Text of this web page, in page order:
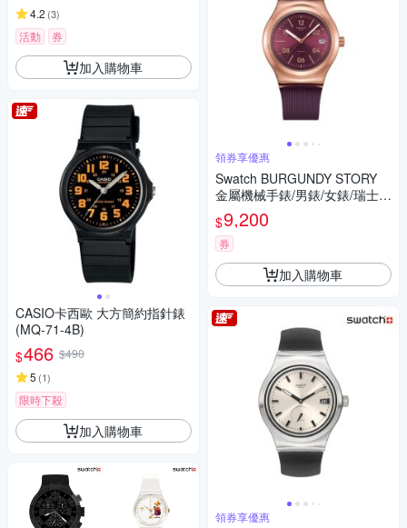
4.2 (3)
活動 券
加入購物車
CASIO卡西歐 大方簡約指針錶
(MQ-71-4B)
$466 $490
5 (1)
限時下殺
加入購物車
領券享優惠
Swatch BURGUNDY STORY
金屬機械手錶/男錶/女錶/瑞士製
造 YIG401 (42mm)
$9,200
券
加入購物車
領券享優惠